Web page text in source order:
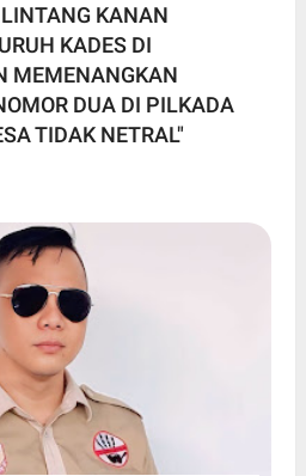
KANAN
KADES DI
MEMENANGKAN
DUA DI PILKADA
TIDAK NETRAL"